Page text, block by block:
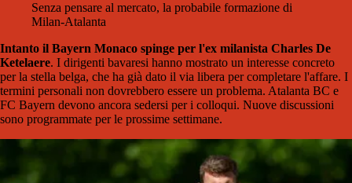
Senza pensare al mercato, la probabile formazione di
Milan-Atalanta
Intanto il Bayern Monaco spinge per l'ex milanista Charles De
Ketelaere. I dirigenti bavaresi hanno mostrato un interesse concreto
per la stella belga, che ha già dato il via libera per completare l'affare. I
termini personali non dovrebbero essere un problema. Atalanta BC e
FC Bayern devono ancora sedersi per i colloqui. Nuove discussioni
sono programmate per le prossime settimane.